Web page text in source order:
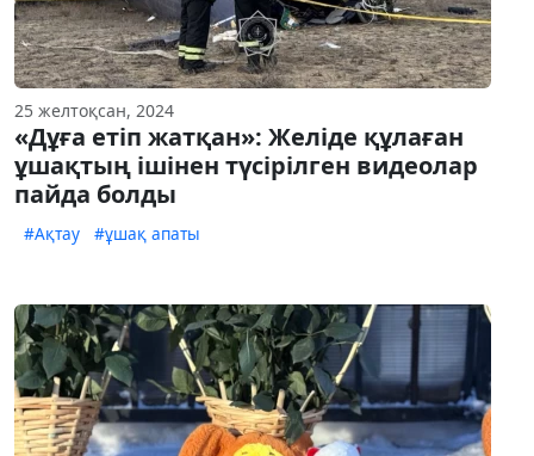
25 желтоқсан, 2024
«Дұға етіп жатқан»: Желіде құлаған
ұшақтың ішінен түсірілген видеолар
пайда болды
#Ақтау #ұшақ апаты